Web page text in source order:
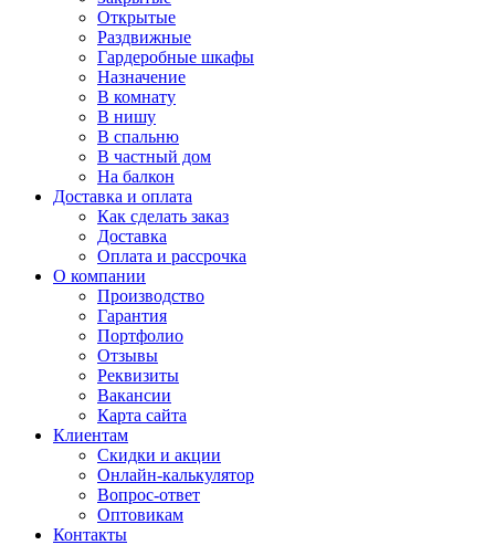
Открытые
Раздвижные
Гардеробные шкафы
Назначение
В комнату
В нишу
В спальню
В частный дом
На балкон
Доставка и оплата
Как сделать заказ
Доставка
Оплата и рассрочка
О компании
Производство
Гарантия
Портфолио
Отзывы
Реквизиты
Вакансии
Карта сайта
Клиентам
Скидки и акции
Онлайн-калькулятор
Вопрос-ответ
Оптовикам
Контакты